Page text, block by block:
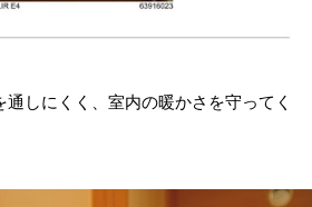
しにくく、室内の暖かさを守ってく